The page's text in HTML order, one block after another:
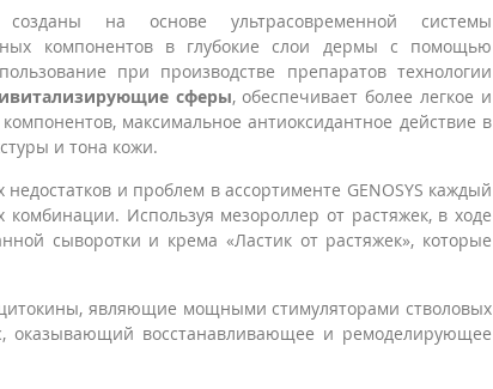
на основе ультрасовременной системы
компонентов в глубокие слои дермы с помощью
при производстве препаратов технологии
сферы, обеспечивает более легкое и
максимальное антиоксидантное действие в
и тона кожи.
и проблем в ассортименте GENOSYS каждый
Используя мезороллер от растяжек, в ходе
сыворотки и крема «Ластик от растяжек», которые
являющие мощными стимуляторами стволовых
оказывающий восстанавливающее и ремоделирующее